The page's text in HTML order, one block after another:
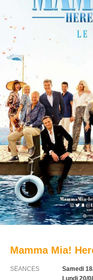
Mamma Mia!
SÉANCES Samedi